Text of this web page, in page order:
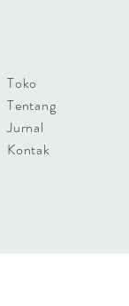
Toko
Tentang
Jurnal
Kontak